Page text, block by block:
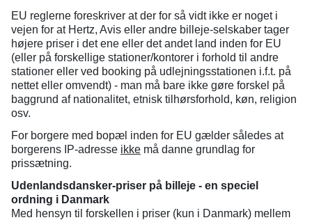
EU reglerne foreskriver at der for så vidt ikke er noget i
vejen for at Hertz, Avis eller andre billeje-selskaber tager
højere priser i det ene eller det andet land inden for EU
(eller på forskellige stationer/kontorer i forhold til andre
stationer eller ved booking på udlejningsstationen i.f.t. på
nettet eller omvendt) - man må bare ikke gøre forskel på
baggrund af nationalitet, etnisk tilhørsforhold, køn, religion
osv.
For borgere med bopæl inden for EU gælder således at
borgerens IP-adresse ikke må danne grundlag for
prissætning.
Udenlandsdansker-priser på billeje - en speciel
ordning i Danmark
Med hensyn til forskellen i priser (kun i Danmark) mellem